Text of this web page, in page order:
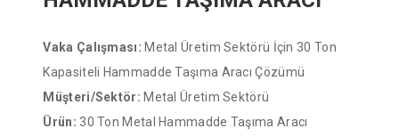
Vaka Çalışması: Metal Üretim Sektörü İçin 30 Ton
Kapasiteli Hammadde Taşıma Aracı Çözümü
Müşteri/Sektör: Metal Üretim Sektörü
Ürün: 30 Ton Metal Hammadde Taşıma Aracı